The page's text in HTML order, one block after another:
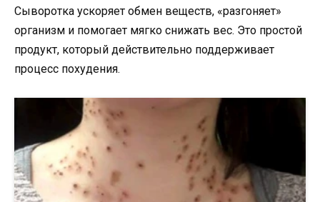
Сыворотка ускоряет обмен веществ, «разгоняет»
организм и помогает мягко снижать вес. Это простой
продукт, который действительно поддерживает
процесс похудения.